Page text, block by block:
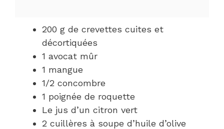
200 g de crevettes cuites et
décortiquées
1 avocat mûr
1 mangue
1/2 concombre
1 poignée de roquette
Le jus d’un citron vert
2 cuillères à soupe d’huile d’olive